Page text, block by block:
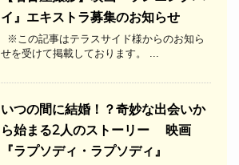
イ』エキストラ募集のお知らせ
※この記事はテラスサイド様からのお知ら
せを受けて掲載しております。 ...
いつの間に結婚！？奇妙な出会いか
ら始まる2人のストーリー 映画
『ラプソディ・ラプソディ』